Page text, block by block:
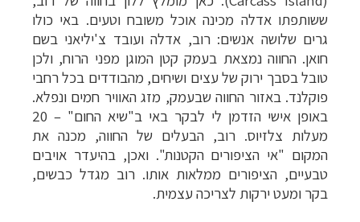
ששותפתו אדלה מכינה אוכל משובח וטעים. באי כולו
גרים שלושה אנשים: רוב, אדלה ועובד צ'יליאני בשם
חואן. החווה נמצאת בעמק קטן המוגן מפני הרוח, ולכן
טובל בסבך ירוק של עצים ושיחים, מהבודדים בכל רחבי
פוקלנד. באזור החווה שבעמק, מזג האוויר חמים ונפלא.
באופן אישי הזדמן לי לבקר באי ב"שיא החום" – 20
מעלות צלזיוס. רוב, הבעלים של החווה, מכנה את
המקום "אי הציפורים הקטנות". ואכן, בהיעדר אויבים
טבעיים, הציפורים ממלאות אותו. רוב מגדל כבשים,
בקר ומעט ירקות לצריכה עצמית.